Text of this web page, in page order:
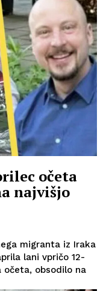
očeta
najvišjo
migranta iz Iraka
lani vpričo 12-
obsodilo na